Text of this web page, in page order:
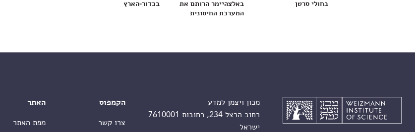
בחולי סרטן
באלצהיימר הרותם את
המערכת החיסונית
בכדור-הארץ
מכון ויצמן למדע
רחוב הרצל 234, רחובות 7610001
ישראל
הקמפוס
צרו קשר
האתר
מפת האתר